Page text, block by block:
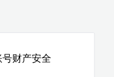
财产安全